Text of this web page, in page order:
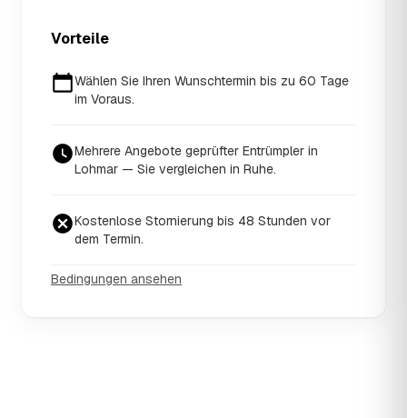
Vorteile
Wählen Sie Ihren Wunschtermin bis zu 60 Tage
im Voraus.
Mehrere Angebote geprüfter Entrümpler in
Lohmar — Sie vergleichen in Ruhe.
Kostenlose Stornierung bis 48 Stunden vor
dem Termin.
Bedingungen ansehen